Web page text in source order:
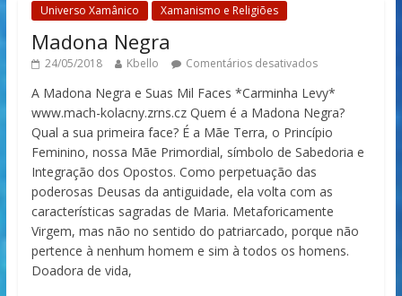
Universo Xamânico Xamanismo e Religiões
Madona Negra
24/05/2018 Kbello Comentários desativados
A Madona Negra e Suas Mil Faces *Carminha Levy*
www.mach-kolacny.zrns.cz Quem é a Madona Negra?
Qual a sua primeira face? É a Mãe Terra, o Princípio
Feminino, nossa Mãe Primordial, símbolo de Sabedoria e
Integração dos Opostos. Como perpetuação das
poderosas Deusas da antiguidade, ela volta com as
características sagradas de Maria. Metaforicamente
Virgem, mas não no sentido do patriarcado, porque não
pertence à nenhum homem e sim à todos os homens.
Doadora de vida,